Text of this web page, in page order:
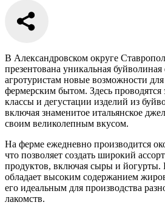
В Александровском округе
презентована уникальная
агротуристам новые возможности для
фермерским бытом. Здесь проводятся
классы и дегустации изделий из
включая знаменитое итальянское
своим великолепным вкусом.
На ферме ежедневно производится
что позволяет создать широкий
продуктов, включая сыры и йогурты.
обладает высоким содержанием
его идеальным для производства
лакомств.